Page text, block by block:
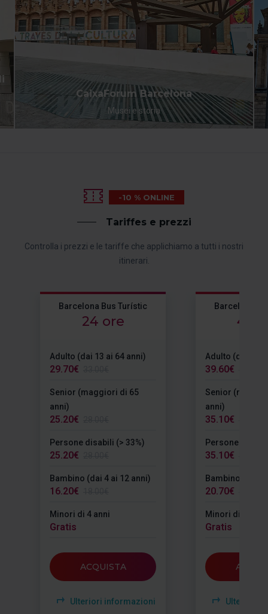
CaixaForum Barcelona
Musei e storia
-10 % ONLINE
Tariffes e prezzi
Controlla i prezzi e le tariffe che applichiamo a tutti i nostri
itinerari.
Barcelona Bus Turístic
24 ore
Adulto (dai 13 ai 64 anni)
29.70€
Senior (maggiori di 65
anni)
25.20€
Persone disabili (> 33%)
25.20€
Bambino (dai 4 ai 12 anni)
16.20€
Minori di 4 anni
Gratis
ACQUISTA
Ulteriori informazioni
Barcelona
48
Adulto (dai 13
39.60€
Senior
anni)
35.10€
Persone
35.10€
Bambino (dai 4
20.70€
Minori di 4 anni
Gratis
Ulteriori